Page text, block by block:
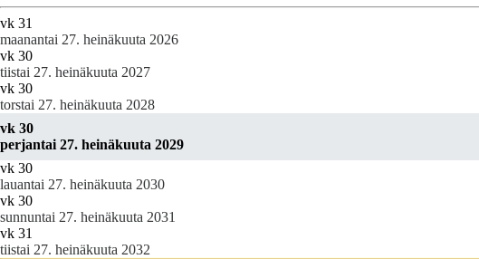
vk 31
maanantai 27. heinäkuuta 2026
vk 30
tiistai 27. heinäkuuta 2027
vk 30
torstai 27. heinäkuuta 2028
vk 30
perjantai 27. heinäkuuta 2029
vk 30
lauantai 27. heinäkuuta 2030
vk 30
sunnuntai 27. heinäkuuta 2031
vk 31
tiistai 27. heinäkuuta 2032